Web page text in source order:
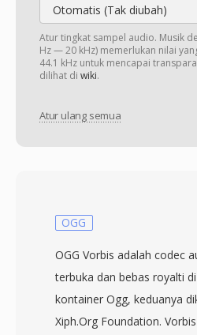
Otomatis (Tak diubah)
Atur tingkat sampel audio. Musik
Hz — 20 kHz) memerlukan nilai
44.1 kHz untuk mencapai
dilihat di wiki.
Atur ulang semua
OGG
OGG Vorbis adalah codec
terbuka dan bebas royalti
kontainer Ogg, keduanya
Xiph.Org Foundation.